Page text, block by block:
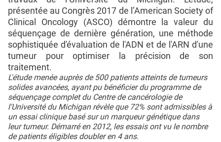
présentée au Congrès 2017 de l’American Society of
Clinical Oncology (ASCO) démontre la valeur du
séquençage de dernière génération, une méthode
sophistiquée d'évaluation de l'ADN et de l'ARN d'une
tumeur pour optimiser la précision de son
traitement.
L'étude menée auprès de 500 patients atteints de tumeurs
solides avancées, ayant pu bénéficier du programme de
séquençage complet du Centre de cancérologie de
l'Université du Michigan révèle que 72% sont admissibles à
un essai clinique basé sur un marqueur génétique dans
leur tumeur. Démarré en 2012, les essais ont vu le nombre
de patients éligibles doubler en 4 ans.